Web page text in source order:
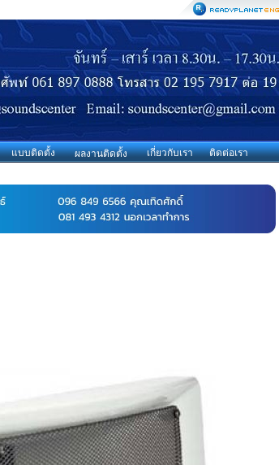
แบบติดตั้ง ผลงานติดตั้ง เกี่ยวกับเรา ติดต่อเรา